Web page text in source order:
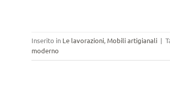
Inserito in Le lavorazioni, Mobili artigianali |
moderno